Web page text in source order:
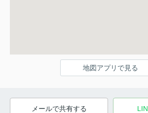
地図アプリで見る
メールで共有する